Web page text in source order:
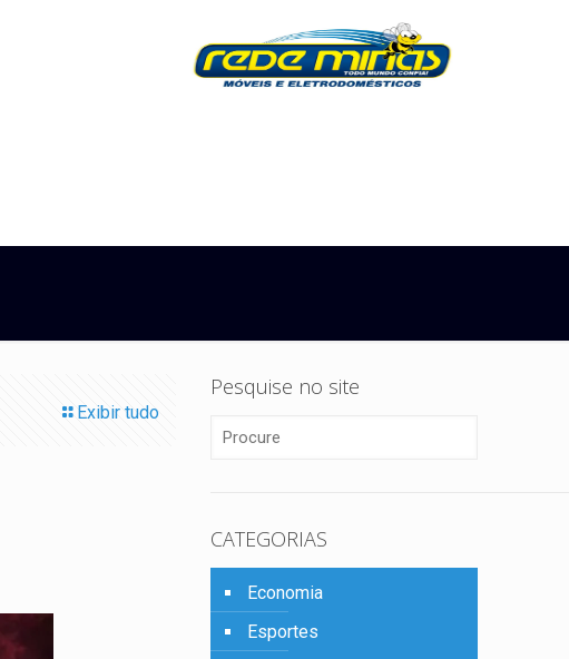
Exibir tudo
Pesquise no site
CATEGORIAS
Economia
Esportes